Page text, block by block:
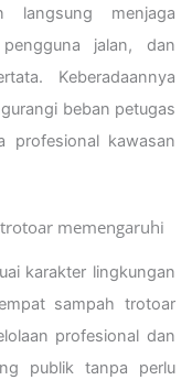
langsung menjaga
jalan, dan
Keberadaannya
beban petugas
profesional kawasan
memengaruhi
karakter lingkungan
sampah trotoar
profesional dan
publik tanpa perlu